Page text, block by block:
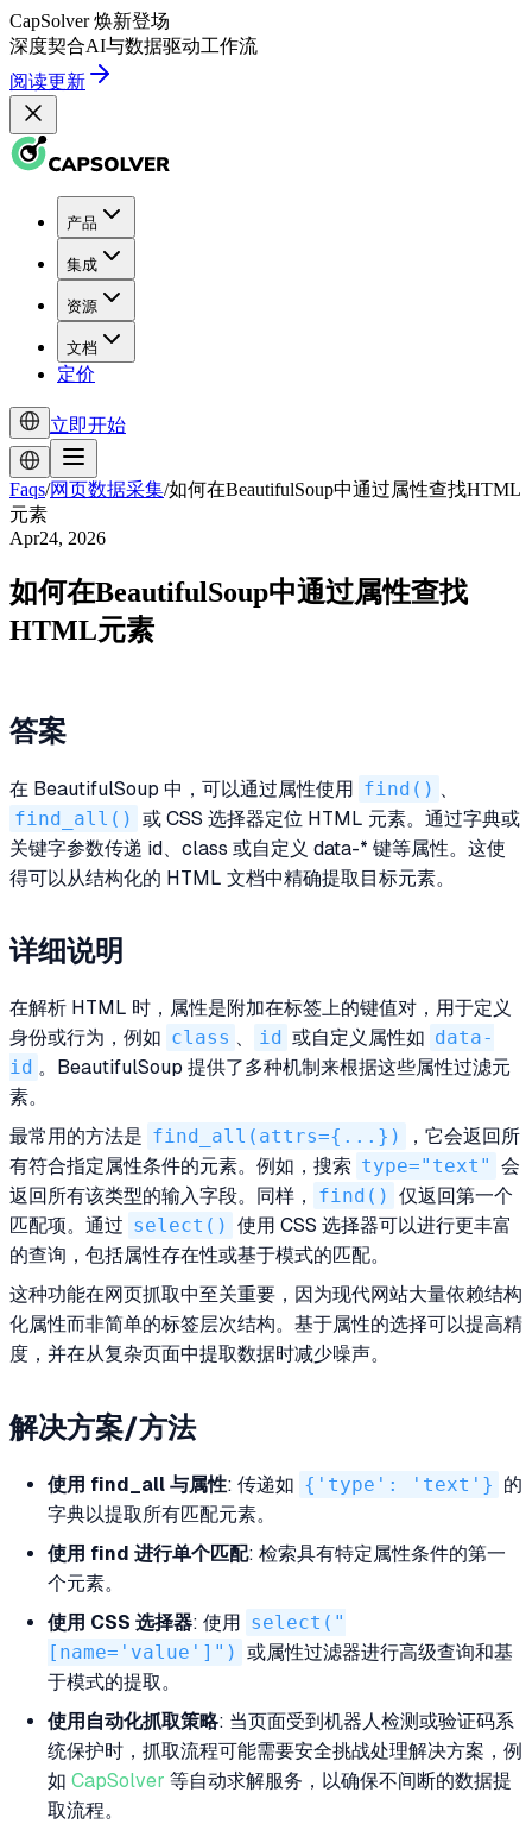
CapSolver 焕新登场
深度契合AI与数据驱动工作流
阅读更新
产品
集成
资源
文档
定价
立即开始
Faqs/网页数据采集/如何在BeautifulSoup中通过属性查找HTML
元素
Apr24, 2026
如何在BeautifulSoup中通过属性查找
HTML元素
答案
在 BeautifulSoup 中，可以通过属性使用 find()
find_all() 或 CSS 选择器定位 HTML 元素。通过字典或
关键字参数传递 id、class 或自定义 data-* 键等属性。这使
得可以从结构化的 HTML 文档中精确提取目标元素。
详细说明
在解析 HTML 时，属性是附加在标签上的键值对，用于定义
身份或行为，例如 class 、 id 或自定义属性如 data-
id 。BeautifulSoup 提供了多种机制来根据这些属性过滤元
素。
最常用的方法是 find_all(attrs={...})
，它会返回所
有符合指定属性条件的元素。例如，搜索 type="text" 会
返回所有该类型的输入字段。同样，
find() 仅返回第一个
匹配项。通过 select() 使用 CSS 选择器可以进行更丰富
的查询，包括属性存在性或基于模式的匹配。
这种功能在网页抓取中至关重要，因为现代网站大量依赖结构
化属性而非简单的标签层次结构。基于属性的选择可以提高精
度，并在从复杂页面中提取数据时减少噪声。
解决方案/方法
使用 find_all 与属性: 传递如 {'type': 'text'} 的
字典以提取所有匹配元素。
使用 find 进行单个匹配: 检索具有特定属性条件的第一
个元素。
使用 CSS 选择器: 使用
select("
[name='value']") 或属性过滤器进行高级查询和基
于模式的提取。
使用自动化抓取策略: 当页面受到机器人检测或验证码系
统保护时，抓取流程可能需要安全挑战处理解决方案，例
如 CapSolver 等自动求解服务，以确保不间断的数据提
取流程。